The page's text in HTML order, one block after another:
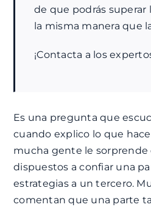
de que podrás superar
la misma manera que
¡Contacta a los
Es una pregunta que
cuando explico lo que
mucha gente le
dispuestos a confiar una
estrategias a un tercero.
comentan que una parte